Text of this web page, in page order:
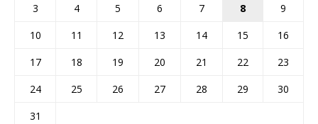
3
4 5 6 7 8
9
10
11 12 13 14 15
16
17
18 19 20 21 22
23
24
25 26 27 28 29
30
31